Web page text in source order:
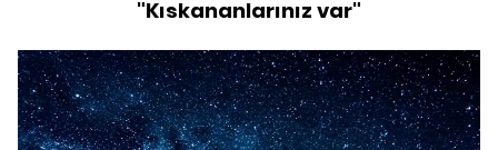
"Kıskananlarınız var"